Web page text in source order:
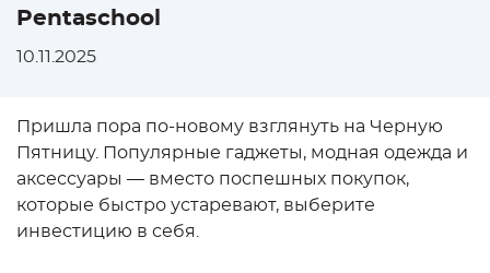
Pentaschool
10.11.2025
Пришла пора по-новому взглянуть на Черную
Пятницу. Популярные гаджеты, модная одежда и
аксессуары — вместо поспешных покупок,
которые быстро устаревают, выберите
инвестицию в себя.